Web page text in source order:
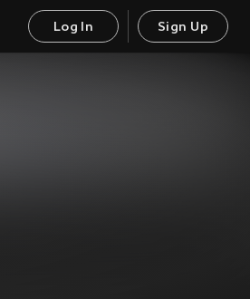
Log In Sign Up